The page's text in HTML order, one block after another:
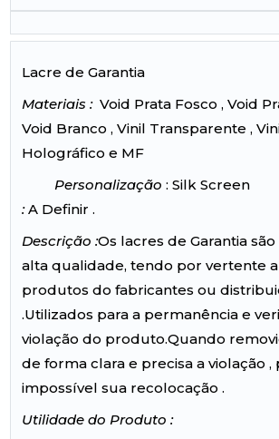
Lacre de Garantia
Materiais : Void Prata Fosco , Void
Void Branco , Vinil Transparente ,
Holográfico e MF
Personalização: Silk
:A Definir .
Descrição :Os lacres de Garantia
alta qualidade, tendo por vertente
produtos do fabricantes ou
.Utilizados para a permanência e
violação do produto.Quando
de forma clara e precisa a violação
impossível sua recolocação .
Utilidade do Produto :